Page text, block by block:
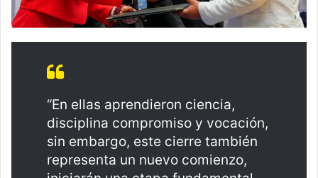
“En ellas aprendieron ciencia,
disciplina compromiso y vocación,
sin embargo, este cierre también
representa un nuevo comienzo,